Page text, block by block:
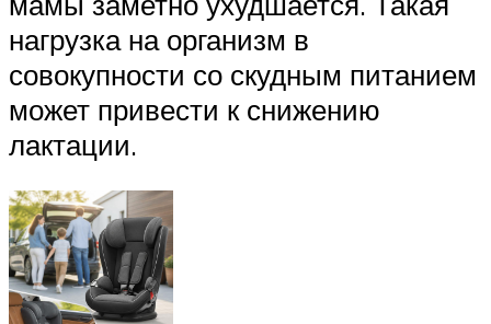
нагрузка на организм в
совокупности со скудным питанием
может привести к снижению
лактации.